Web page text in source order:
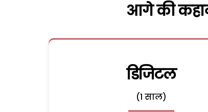
आगे की
डिजिटल
(1 साल)